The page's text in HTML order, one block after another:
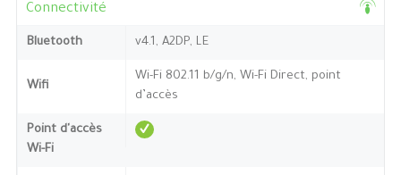
Connectivité
Bluetooth v4.1, A2DP, LE
Wifi
Wi-Fi 802.11 b/g/n, Wi-Fi Direct, point
d’accès
Point d'accès
Wi-Fi